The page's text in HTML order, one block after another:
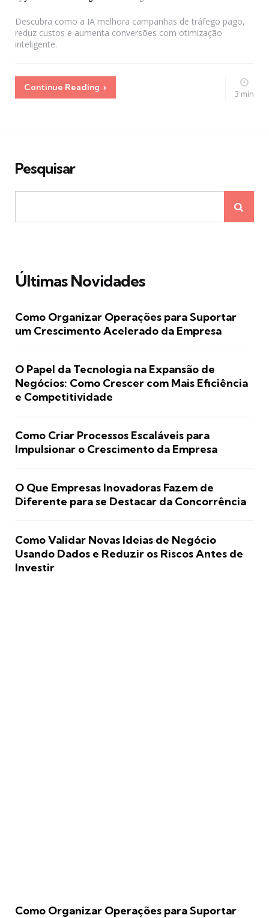
Descubra como a IA melhora campanhas de tráfego pago,
reduz custos e aumenta conversões com otimização
inteligente.
Continue Reading
3 min
Pesquisar
Últimas Novidades
Como Organizar Operações para Suportar
um Crescimento Acelerado da Empresa
O Papel da Tecnologia na Expansão de
Negócios: Como Crescer com Mais Eficiência
e Competitividade
Como Criar Processos Escaláveis para
Impulsionar o Crescimento da Empresa
O Que Empresas Inovadoras Fazem de
Diferente para se Destacar da Concorrência
Como Validar Novas Ideias de Negócio
Usando Dados e Reduzir os Riscos Antes de
Investir
Como Organizar Operações para Suportar